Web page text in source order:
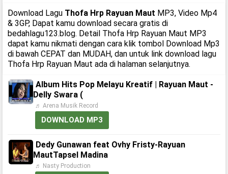
Download Lagu Thofa Hrp Rayuan Maut MP3, Video Mp4
& 3GP, Dapat kamu download secara gratis di
bedahlagu123.blog. Detail Thofa Hrp Rayuan Maut MP3
dapat kamu nikmati dengan cara klik tombol Download Mp3
di bawah CEPAT dan MUDAH, dan untuk link download lagu
Thofa Hrp Rayuan Maut ada di halaman selanjutnya.
Album Hits Pop Melayu Kreatif | Rayuan Maut -
Delly Swara (
♬ Arena Musik Record
DOWNLOAD MP3
Dedy Gunawan feat Ovhy Fristy-Rayuan
MautTapsel Madina
♬ Nasty Production